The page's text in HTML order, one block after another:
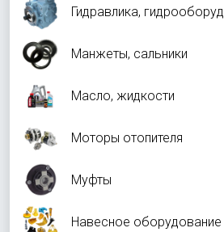
Гидравлика,
Манжеты, сальники
Масло, жидкости
Моторы отопителя
Муфты
Навесное оборудование